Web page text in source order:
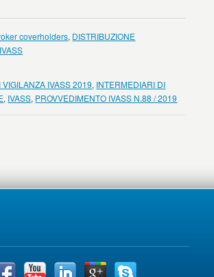
coverholders, DISTRIBUZIONE
IVASS
IVASS 2019, INTERMEDIARI DI
, IVASS, PROVVEDIMENTO IVASS N.88 / 2019